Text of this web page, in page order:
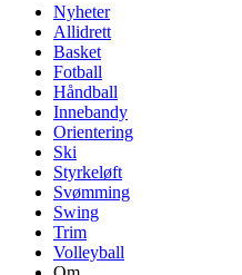
Nyheter
Allidrett
Basket
Fotball
Håndball
Innebandy
Orientering
Ski
Styrkeløft
Svømming
Swing
Trim
Volleyball